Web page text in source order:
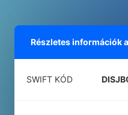
Részletes információk
SWIFT KÓD